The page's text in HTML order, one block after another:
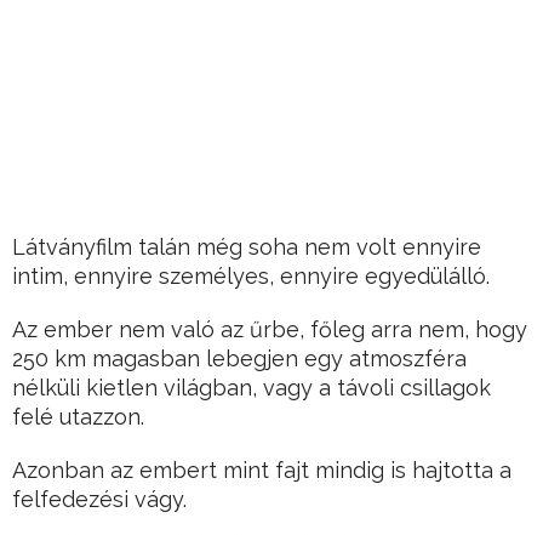
Látványfilm talán még soha nem volt ennyire
intim, ennyire személyes, ennyire egyedülálló.
Az ember nem való az űrbe, főleg arra nem, hogy
250 km magasban lebegjen egy atmoszféra
nélküli kietlen világban, vagy a távoli csillagok
felé utazzon.
Azonban az embert mint fajt mindig is hajtotta a
felfedezési vágy.